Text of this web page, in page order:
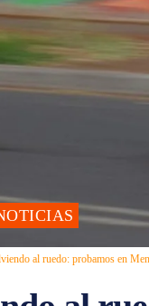
al ruedo: probamos en